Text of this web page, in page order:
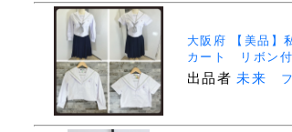
大阪府 【美品
カート リボン付
出品者 未来